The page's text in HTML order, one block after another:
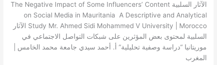
الآثار السلبية ‎The Negative Impact of Some Influencers’ Content
on Social Media in Mauritania A Descriptive and Analytical
Study Mr. Ahmed Sidi Mohammed V University | Morocco الآثار
السلبية لمحتوى بعض المؤثرين على شبكات التواصل الاجتماعي في
موريتانيا “دراسة وصفية تحليلية” أ. أحمد سيدي جامعة محمد الخامس |
المغرب
على
شبكات
التواصل
الاجتماعي
في
موريتانيا